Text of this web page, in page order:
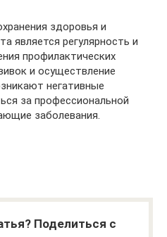
здоровья и
является регулярность и
профилактических
и осуществление
негативные
за профессиональной
заболевания.
Поделиться с